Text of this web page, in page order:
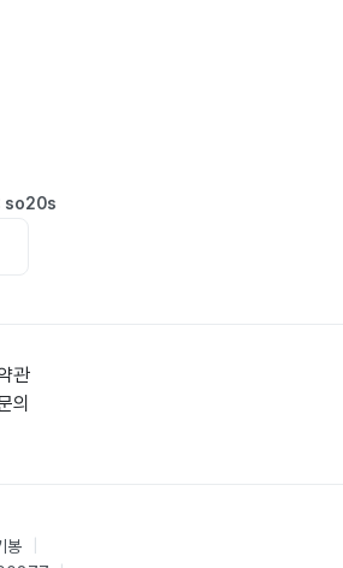
: so20s
관
의
봉